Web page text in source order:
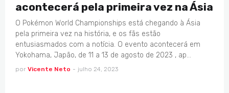
acontecerá pela primeira vez na Ásia
O Pokémon World Championships está chegando à Ásia
pela primeira vez na história, e os fãs estão
entusiasmados com a notícia. O evento acontecerá em
Yokohama, Japão, de 11 a 13 de agosto de 2023 , ap…
por Vicente Neto - julho 24, 2023